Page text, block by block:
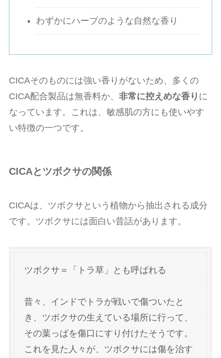
わずかにハーブのような自然な香り
CICAそのものには強い香りがないため、多くの
CICA配合製品は無香料か、 非常に控えめな香り に
なっています。これは、敏感肌の方にも使いやす
い特徴の一つです。
CICAとツボクサの関係
CICAは、ツボクサという植物から抽出される成分
です。ツボクサには面白い昔話があります。
ツボクサ＝「トラ草」とも呼ばれる
昔々、インドでトラが戦いで傷ついたと
き、ツボクサの生えている場所に行って、
その葉っぱを傷口にすり付けたそうです。
これを見た人々が、ツボクサには傷を治す